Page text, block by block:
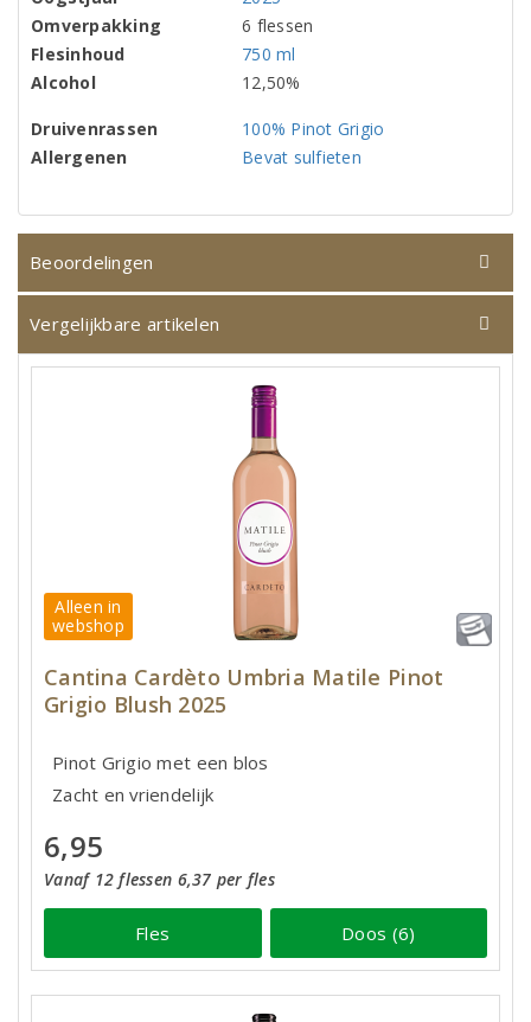
Omverpakking
6 flessen
Flesinhoud
750 ml
Alcohol
12,50%
Druivenrassen
100% Pinot Grigio
Allergenen
Bevat sulfieten
Beoordelingen
Vergelijkbare artikelen
Alleen in
webshop
Cantina Cardèto Umbria Matile Pinot
Grigio Blush 2025
Pinot Grigio met een blos
Zacht en vriendelijk
6,95
Vanaf 12 flessen 6,37 per fles
Fles Doos (6)